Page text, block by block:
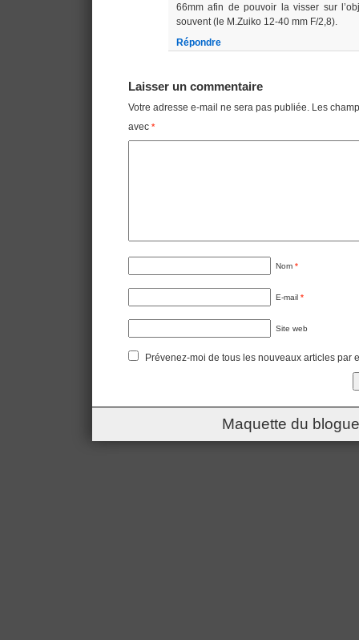
66mm afin de pouvoir la visser sur
souvent (le M.Zuiko 12-40 mm F/2,8).
Répondre
Laisser un commentaire
Votre adresse e-mail ne sera pas publiée. Les
avec *
Nom *
E-mail *
Site web
Prévenez-moi de tous les nouveaux articles par
Maquette du